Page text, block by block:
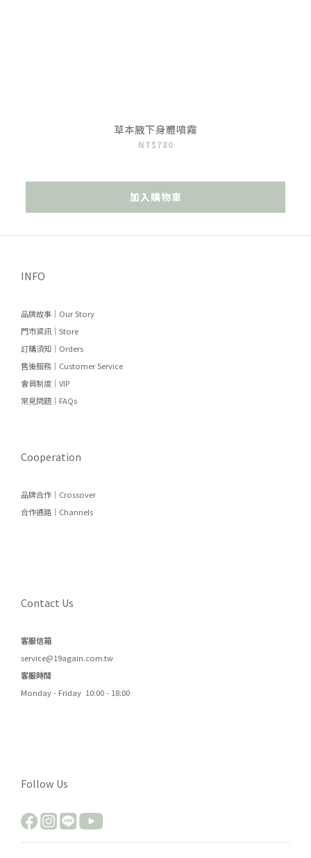
草本腋下身體噴霧
NT$780
加入購物車
INFO
品牌故事｜Our Story
門市資訊｜Store
訂購須知｜Orders
售後服務｜Customer Service
會員制度｜VIP
常見問題｜FAQs
Cooperation
品牌合作｜Crossover
合作通路｜Channels
Contact Us
客服信箱
service@19again.com.tw
客服時間
Monday - Friday 10:00 - 18:00
Follow Us